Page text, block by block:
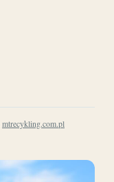
mtrecykling.com.pl